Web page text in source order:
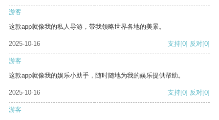
游客
这款app就像我的私人导游，带我领略世界各地的美景。
2025-10-16 支持[0] 反对[0]
游客
这款app就像我的娱乐小助手，随时随地为我的娱乐提供帮助。
2025-10-16 支持[0] 反对[0]
游客